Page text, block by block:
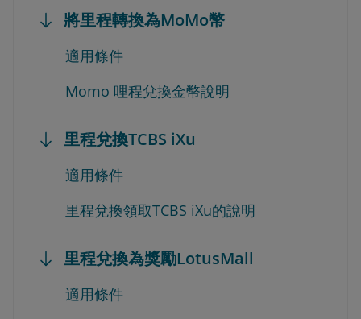
將里程轉換為MoMo幣
適用條件
Momo 哩程兌換金幣說明
里程兌換TCBS iXu
適用條件
里程兌換領取TCBS iXu的說明
里程兌換為獎勵LotusMall
適用條件